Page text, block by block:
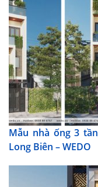
Mẫu nhà ống 3
Long Biên – WEDO